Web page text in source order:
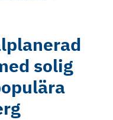
solig